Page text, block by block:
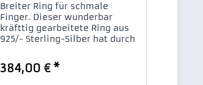
Breiter Ring für schmale
Finger. Dieser wunderbar
kräfttig gearbeitete Ring aus
925/- Sterling-Silber hat durch
eine interessante Struktur. Ein
schöner Schmuck für lange
384,00 € *